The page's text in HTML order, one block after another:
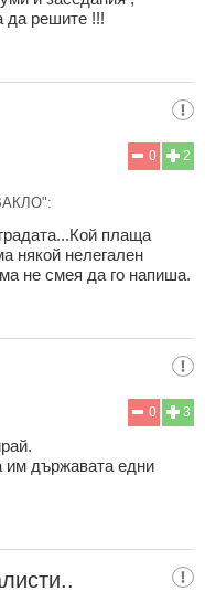
да решите !!!
2
0
плаща
някой нелегален
не смея да го напиша.
3
0
им държавата едни